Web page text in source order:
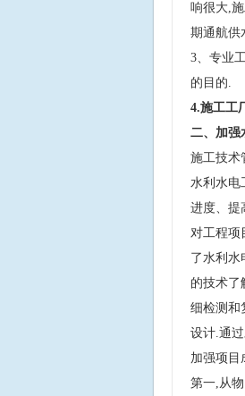
响很大,
期通航供
3、专业
的目的.
4.施工工
二、加强
施工技术
水利水电
进度、提
对工程项
了水利水
的技术了
细检测和
设计.通
加强项目
第一,从